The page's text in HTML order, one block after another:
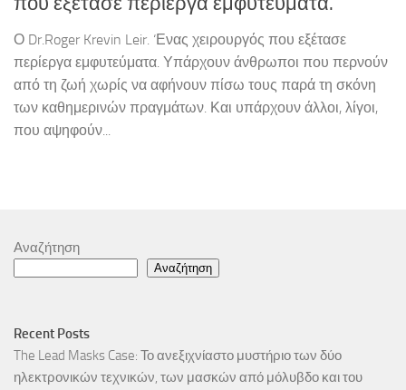
Ο Dr.Roger Krevin Leir. ‘Ενας χειρουργός που εξέτασε
περίεργα εμφυτεύματα. Υπάρχουν άνθρωποι που περνούν
από τη ζωή χωρίς να αφήνουν πίσω τους παρά τη σκόνη
των καθημερινών πραγμάτων. Και υπάρχουν άλλοι, λίγοι,
που αψηφούν...
Αναζήτηση
Αναζήτηση
Recent Posts
The Lead Masks Case: Το ανεξιχνίαστο μυστήριο των δύο
ηλεκτρονικών τεχνικών, των μασκών από μόλυβδο και του